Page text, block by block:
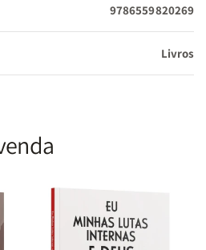
9786559820269
Livros